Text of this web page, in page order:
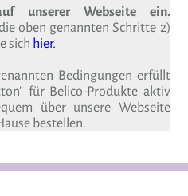
unserer Webseite ein.
oben genannten Schritte 2)
sich hier.
Bedingungen erfüllt
für Belico-Produkte aktiv
über unsere Webseite
bestellen.